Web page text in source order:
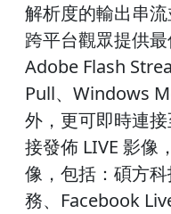
解析度的輸出串
跨平台觀眾提供
Adobe Flash
Pull、Windows
外，更可即時連
接發佈 LIVE 影像
像，包括：碩方
務、Facebook